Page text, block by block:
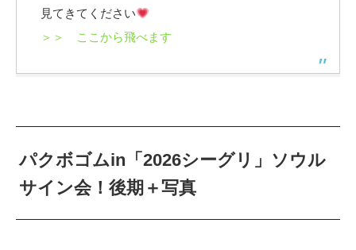
見てきてください
＞＞ ここから飛べます
パクボゴムin「2026シーグリ」ソウル
サイン会！後期＋写真